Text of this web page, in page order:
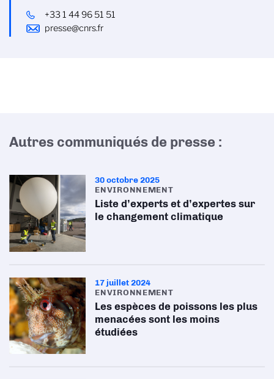
+33 1 44 96 51 51
presse@cnrs.fr
Autres communiqués de presse :
30 octobre 2025
ENVIRONNEMENT
Liste d’experts et d’expertes sur
le changement climatique
17 juillet 2024
ENVIRONNEMENT
Les espèces de poissons les plus
menacées sont les moins
étudiées